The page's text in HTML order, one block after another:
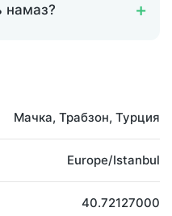
намаз?
Мачка, Трабзон, Турция
Europe/Istanbul
40.72127000